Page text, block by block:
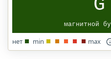
G
магнитной
нет min max
пунктах
Ростов-на-Дону